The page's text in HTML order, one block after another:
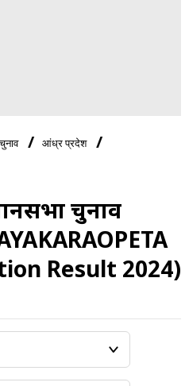
आंध्र प्रदेश
चुनाव
Result 2024)